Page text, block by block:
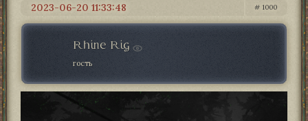
1000
2023-06-20 11:33:48
Rhine Rig
гость